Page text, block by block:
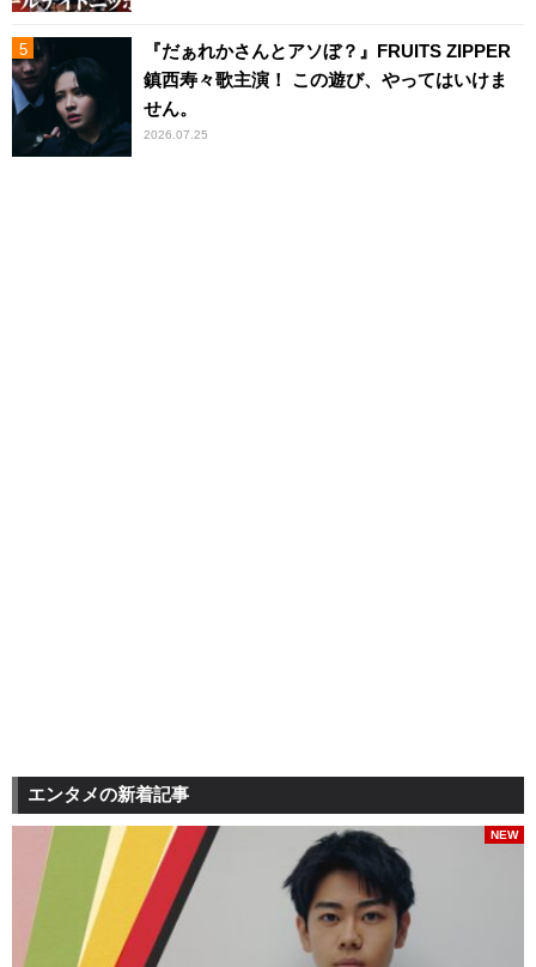
『だぁれかさんとアソぼ？』FRUITS ZIPPER
鎮西寿々歌主演！ この遊び、やってはいけま
せん。
2026.07.25
エンタメの新着記事
NEW